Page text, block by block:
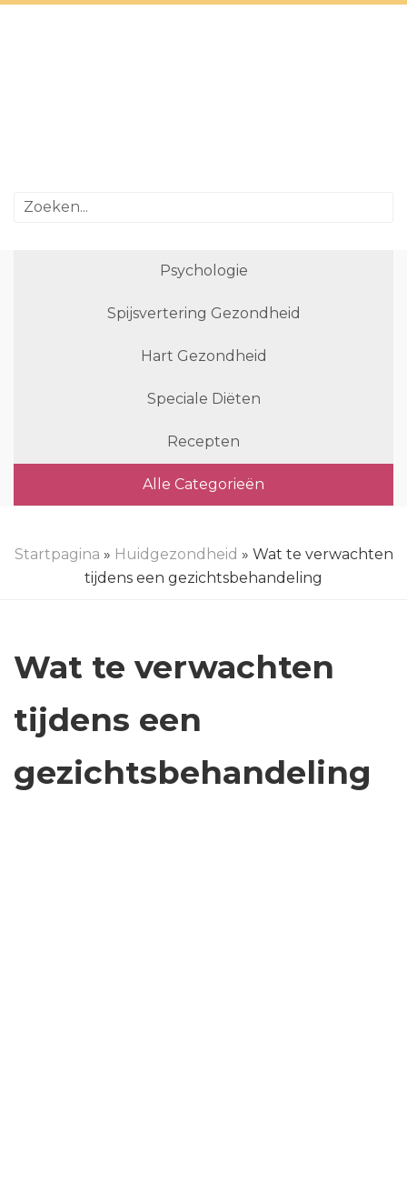
Psychologie
Spijsvertering Gezondheid
Hart Gezondheid
Speciale Diëten
Recepten
Alle Categorieën
Startpagina » Huidgezondheid » Wat te verwachten
tijdens een gezichtsbehandeling
Wat te verwachten
tijdens een
gezichtsbehandeling